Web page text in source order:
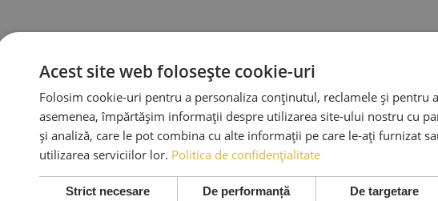
Acest site web folosește cookie-uri
Folosim cookie-uri pentru a personaliza conținutul, reclamele și pentru
asemenea, împărtășim informații despre utilizarea site-ului nostru cu
și analiză, care le pot combina cu alte informații pe care le-ați furnizat
utilizarea serviciilor lor. Politica de confidențialitate
Strict necesare De performanță De targetare